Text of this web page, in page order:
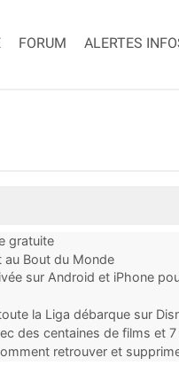
FORUM ALERTES
gratuite
au Bout du Monde
sur Android et iPhone
la Liga débarque sur
des centaines de films et
retrouver et